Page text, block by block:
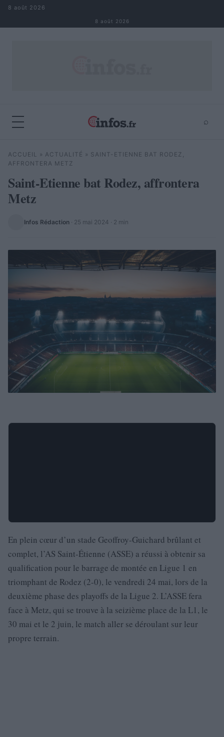
Aller au contenu
8 août 2026
8 août 2026
⌕
Rechercher
ACCUEIL » ACTUALITÉ » SAINT-ETIENNE BAT RODEZ,
AFFRONTERA METZ
Saint-Etienne bat Rodez, affrontera
Metz
Infos Rédaction · 25 mai 2024 · 2 min
En plein cœur d’un stade Geoffroy-Guichard brûlant et
complet, l’AS Saint-Étienne (ASSE) a réussi à obtenir sa
qualification pour le barrage de montée en Ligue 1 en
triomphant de Rodez (2-0), le vendredi 24 mai, lors de la
deuxième phase des playoffs de la Ligue 2. L’ASSE fera
face à Metz, qui se trouve à la seizième place de la L1, le
30 mai et le 2 juin, le match aller se déroulant sur leur
propre terrain.